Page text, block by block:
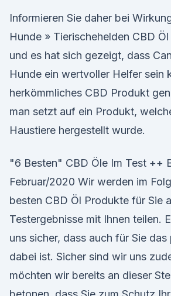
Informieren Sie daher bei
Hunde » Tierischehelden CBD
und es hat sich gezeigt, dass
Hunde ein wertvoller Helfer sein
herkömmliches CBD Produkt
man setzt auf ein Produkt,
Haustiere hergestellt wurde.
"6 Besten" CBD Öle Im Test ++
Februar/2020 Wir werden im
besten CBD Öl Produkte für Sie
Testergebnisse mit Ihnen teilen.
uns sicher, dass auch für Sie
dabei ist. Sicher sind wir uns
möchten wir bereits an dieser